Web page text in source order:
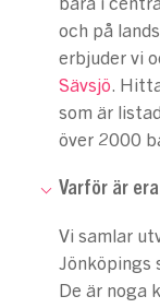
bara i
och på
erbjuder vi
Sävsjö.
som är
över 2000
Varför är
Vi samlar
Jönköpings
De är noga